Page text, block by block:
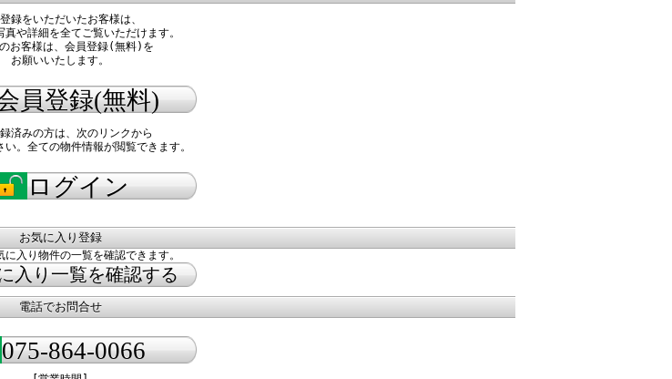
録をいただいたお客様は、
真や詳細を全てご覧いただけます。
お客様は、会員登録(無料)を
お願いいたします。
員登録(無料)
済みの方は、次のリンクから
い。全ての物件情報が閲覧できます。
ログイン
お気に入り登録
に入り物件の一覧を確認できます。
入り一覧を確認する
電話でお問合せ
075-864-0066